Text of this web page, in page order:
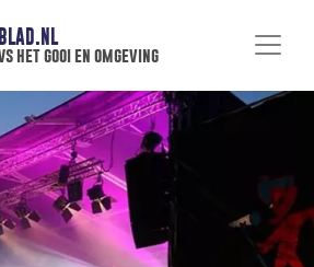
het gooi en omgeving